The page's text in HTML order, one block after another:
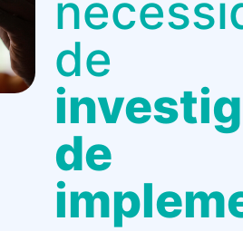
de
de